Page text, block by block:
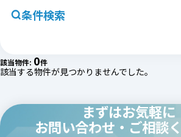
条件検索
関東エリア
関西エリア
該当物件: 0件
該当する物件が見つかりませんでした。
まずはお気軽に
お問い合わせ・ご相談